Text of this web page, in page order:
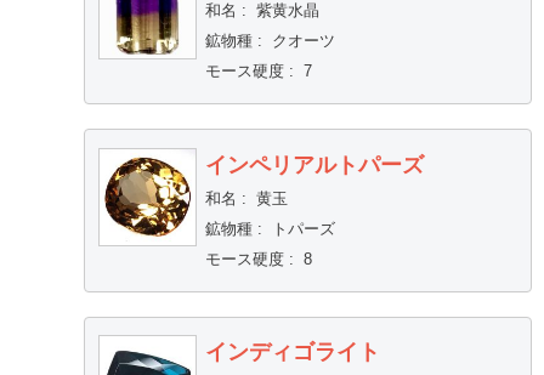
和名 : 紫黄水晶
鉱物種:
クオーツ
モース硬度: 7
インペリアルトパーズ
和名 : 黄玉
鉱物種:
トパーズ
モース硬度: 8
インディゴライト